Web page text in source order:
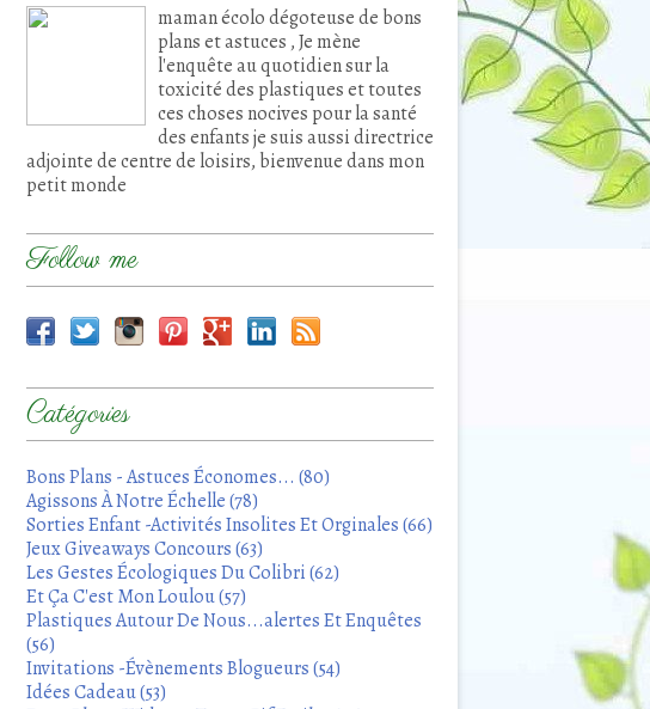
maman écolo dégoteuse de bons
plans et astuces , Je mène
l'enquête au quotidien sur la
toxicité des plastiques et toutes
ces choses nocives pour la santé
des enfants je suis aussi directrice
adjointe de centre de loisirs, bienvenue dans mon
petit monde
Follow me
Catégories
Bons Plans - Astuces Économes... (80)
Agissons À Notre Échelle (78)
Sorties Enfant -Activités Insolites Et Orginales (66)
Jeux Giveaways Concours (63)
Les Gestes Écologiques Du Colibri (62)
Et Ça C'est Mon Loulou (57)
Plastiques Autour De Nous...alertes Et Enquêtes
(56)
Invitations -Évènements Blogueurs (54)
Idées Cadeau (53)